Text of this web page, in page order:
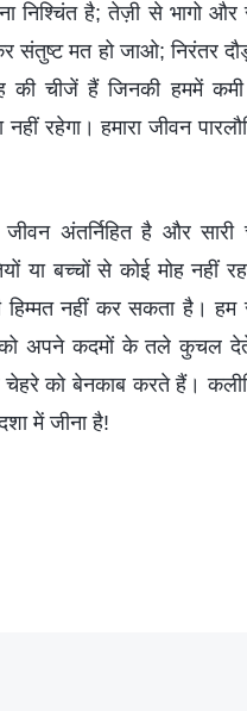
निश्चिंत है; तेज़ी से भागो और
मत हो जाओ; निरंतर
चीजें हैं जिनकी हममें
रहेगा। हमारा जीवन
जीवन अंतर्निहित है और सारी
या बच्चों से कोई मोह नहीं
नहीं कर सकता है। हम
को अपने कदमों के तले कुचल
को बेनकाब करते हैं।
में जीना है!